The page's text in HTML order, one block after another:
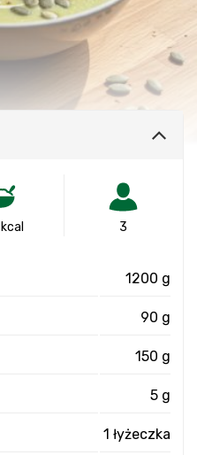
3
1200 g
90 g
150 g
5 g
1 łyżeczka